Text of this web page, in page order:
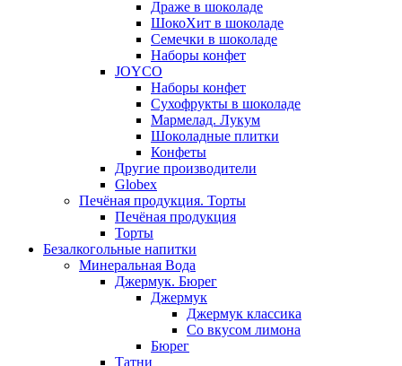
Драже в шоколаде
ШокоХит в шоколаде
Семечки в шоколаде
Наборы конфет
JOYCO
Наборы конфет
Сухофрукты в шоколаде
Мармелад. Лукум
Шоколадные плитки
Конфеты
Другие производители
Globex
Печёная продукция. Торты
Печёная продукция
Торты
Безалкогольные напитки
Минеральная Вода
Джермук. Бюрег
Джермук
Джермук классика
Со вкусом лимона
Бюрег
Татни